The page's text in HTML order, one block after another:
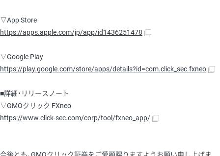
▽App Store
https://apps.apple.com/jp/app/id1436251478
▽Google Play
https://play.google.com/store/apps/details?id=com.click_sec.fxneo
■詳細・リリースノート
▽GMOクリック FXneo
https://www.click-sec.com/corp/tool/fxneo_app/